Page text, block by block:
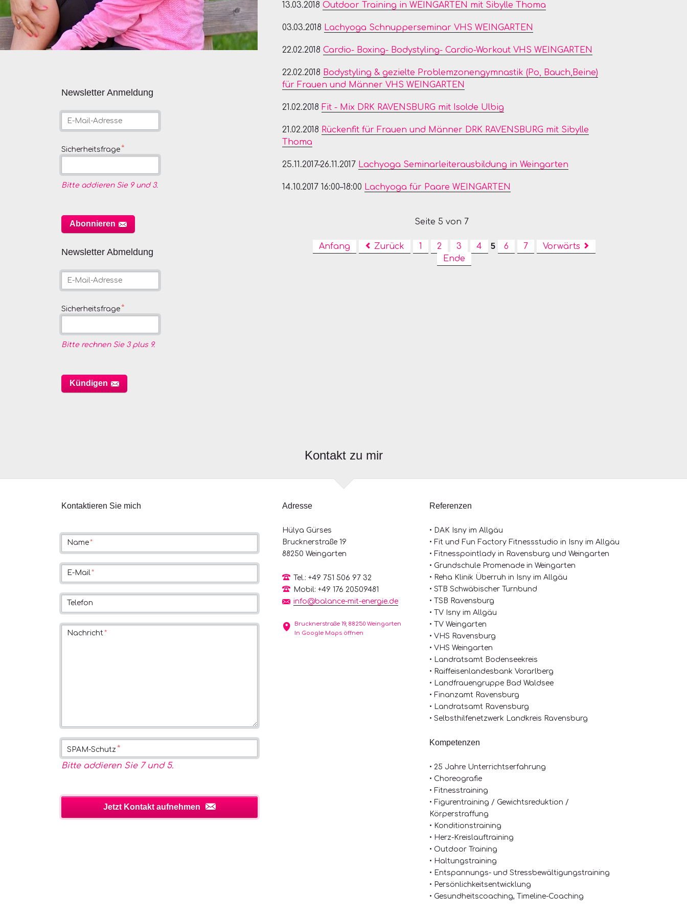
13.03.2018 Outdoor Training in WEINGARTEN mit Sibylle Thoma
03.03.2018 Lachyoga Schnupperseminar VHS WEINGARTEN
22.02.2018 Cardio- Boxing- Bodystyling- Cardio-Workout VHS WEINGARTEN
22.02.2018 Bodystyling & gezielte Problemzonengymnastik (Po, Bauch,Beine)
für Frauen und Männer VHS WEINGARTEN
21.02.2018 Fit - Mix DRK RAVENSBURG mit Isolde Ulbig
21.02.2018 Rückenfit für Frauen und Männer DRK RAVENSBURG mit Sibylle
Thoma
25.11.2017–26.11.2017 Lachyoga Seminarleiterausbildung in Weingarten
14.10.2017 16:00–18:00 Lachyoga für Paare WEINGARTEN
Seite 5 von 7
Anfang Zurück 1 2 3 4 5 6 7
Vorwärts
Ende
Newsletter Anmeldung
E-
Mail-
Pflichtfeld
Sicherheitsfrage*
Bitte addieren Sie 9 und 3.
Abonnieren
Newsletter Abmeldung
E-
Pflichtfeld
Sicherheitsfrage*
Bitte rechnen Sie 3 plus 9.
Kündigen
Kontakt zu mir
Kontaktieren Sie mich
Pflichtfeld
Name*
Pflichtfeld
E-Mail *
Telefon
Pflichtfeld
Nachricht *
Pflichtfeld
SPAM-Schutz *
Bitte addieren Sie 7 und 5.
Jetzt Kontakt aufnehmen
Adresse
Hülya Gürses
Brucknerstraße 19
88250 Weingarten
Tel.: +49 751 506 97 32
Mobil: +49 176 20509481
info@balance-mit-energie.de
Brucknerstraße 19, 88250 Weingarten
In Google Maps öffnen
Referenzen
• DAK Isny im Allgäu
• Fit und Fun Factory Fitnessstudio in Isny im Allgäu
• Fitnesspointlady in Ravensburg und Weingarten
• Grundschule Promenade in Weingarten
• Reha Klinik Überruh in Isny im Allgäu
• STB Schwäbischer Turnbund
• TSB Ravensburg
• TV Isny im Allgäu
• TV Weingarten
• VHS Ravensburg
• VHS Weingarten
• Landratsamt Bodenseekreis
• Raiffeisenlandesbank Vorarlberg
• Landfrauengruppe Bad Waldsee
• Finanzamt Ravensburg
• Landratsamt Ravensburg
• Selbsthilfenetzwerk Landkreis Ravensburg
Kompetenzen
• 25 Jahre Unterrichtserfahrung
• Choreografie
• Fitnesstraining
• Figurentraining / Gewichtsreduktion /
Körperstraffung
• Konditionstraining
• Herz-Kreislauftraining
• Outdoor Training
• Haltungstraining
• Entspannungs- und Stressbewältigungstraining
• Persönlichkeitsentwicklung
• Gesundheitscoaching, Timeline-Coaching